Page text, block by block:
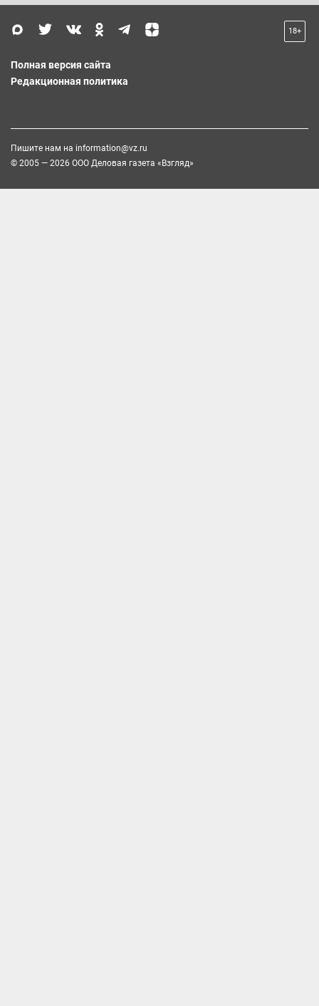
18+
Полная версия сайта
Редакционная политика
Пишите нам на information@vz.ru
© 2005 — 2026 ООО Деловая газета «Взгляд»